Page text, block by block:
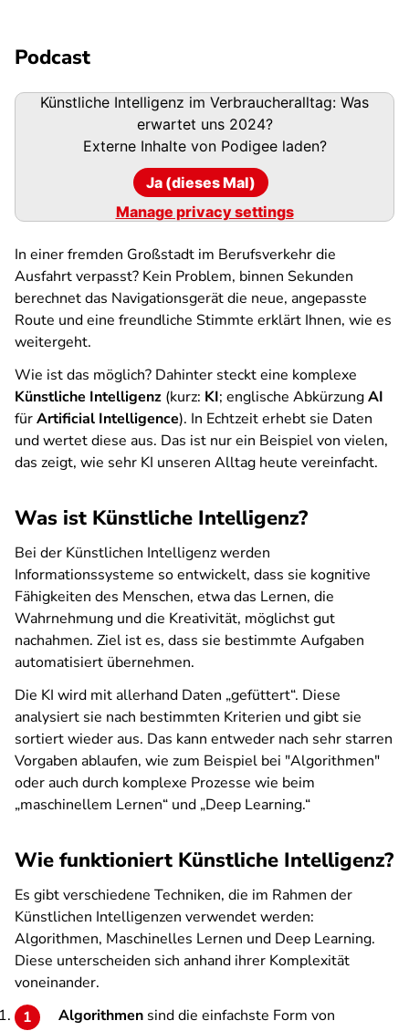
Podcast
Podigee-
Künstliche Intelligenz im Verbraucheralltag: Was
erwartet uns 2024?
Externe Inhalte von Podigeeladen?
Ja (dieses Mal)
Manage privacy settings
In einer fremden Großstadt im Berufsverkehr die
Ausfahrt verpasst? Kein Problem, binnen Sekunden
berechnet das Navigationsgerät die neue, angepasste
Route und eine freundliche Stimmte erklärt Ihnen, wie es
weitergeht.
Wie ist das möglich? Dahinter steckt eine komplexe
Künstliche Intelligenz (kurz: KI; englische AbkürzungAI
fürArtificial Intelligence). In Echtzeit erhebt sie Daten
und wertet diese aus. Das ist nur ein Beispiel von vielen,
das zeigt, wie sehr KI unseren Alltag heute vereinfacht.
Was ist Künstliche Intelligenz?
Bei der Künstlichen Intelligenz werden
Informationssysteme so entwickelt, dass sie kognitive
Fähigkeiten des Menschen, etwa das Lernen, die
Wahrnehmung und die Kreativität, möglichst gut
nachahmen. Ziel ist es, dass sie bestimmte Aufgaben
automatisiert übernehmen.
Die KI wird mit allerhand Daten „gefüttert“. Diese
analysiert sie nach bestimmten Kriterien und gibt sie
sortiert wieder aus. Das kann entweder nach sehr starren
Vorgaben ablaufen, wie zum Beispiel bei "Algorithmen"
oder auch durch komplexe Prozesse wie beim
„maschinellem Lernen“ und „Deep Learning.“
Wie funktioniert Künstliche Intelligenz?
Es gibt verschiedene Techniken, die im Rahmen der
Künstlichen Intelligenzen verwendet werden:
Algorithmen, Maschinelles Lernen und Deep Learning.
Diese unterscheiden sich anhand ihrer Komplexität
voneinander.
Algorithmen sind die einfachste Form von